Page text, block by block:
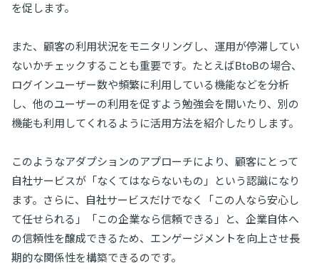
を促します。
また、顧客の利用状況をモニタリングし、運用が停滞してい
ないかチェックすることも重要です。たとえばBtoBの場合、
ログインユーザー数や頻繁に利用している機能などを分析
し、他のユーザーの利用を促すよう勉強会を開いたり、別の
機能も利用してくれるように活用方法を紹介したりします。
このようなアダプションのアプローチにより、顧客にとって
自社サービスが「なくてはならないもの」という認識になり
ます。さらに、自社サービスだけでなく「この人なら安心し
て任せられる」「この企業なら信頼できる」と、企業自体へ
の信頼性を醸成できるため、エンゲージメントを向上させ長
期的な関係性を構築できるのです。